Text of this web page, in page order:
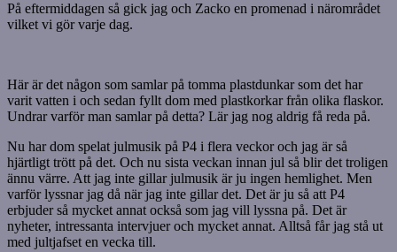
På eftermiddagen så gick jag och Zacko en promenad i närområdet
vilket vi gör varje dag.
Här är det någon som samlar på tomma plastdunkar som det har
varit vatten i och sedan fyllt dom med plastkorkar från olika flaskor.
Undrar varför man samlar på detta? Lär jag nog aldrig få reda på.
Nu har dom spelat julmusik på P4 i flera veckor och jag är så
hjärtligt trött på det. Och nu sista veckan innan jul så blir det troligen
ännu värre. Att jag inte gillar julmusik är ju ingen hemlighet. Men
varför lyssnar jag då när jag inte gillar det. Det är ju så att P4
erbjuder så mycket annat också som jag vill lyssna på. Det är
nyheter, intressanta intervjuer och mycket annat. Alltså får jag stå ut
med jultjafset en vecka till.